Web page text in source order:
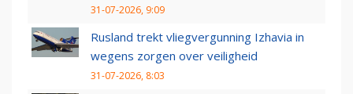
31-07-2026, 9:09
Rusland trekt vliegvergunning Izhavia in
wegens zorgen over veiligheid
31-07-2026, 8:03